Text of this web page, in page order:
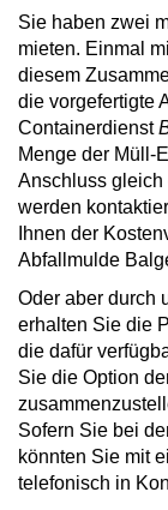
Sie haben zwei
mieten. Einmal
diesem
die vorgefertigte
Containerdienst
Menge der Müll-
Anschluss
werden
Ihnen der
Abfallmulde
Oder aber durch
erhalten Sie die
die dafür
Sie die Option
Sofern Sie bei
könnten Sie mit
telefonisch in